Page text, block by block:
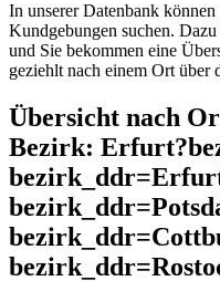
In unserer Datenbank
Kundgebungen suchen.
und Sie bekommen eine
geziehlt nach einem Ort über
Übersicht nach
Bezirk: